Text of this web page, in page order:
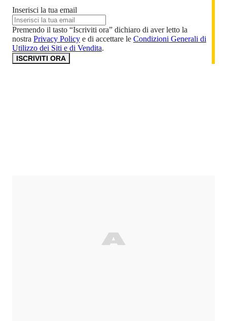
Inserisci la tua email
Premendo il tasto “Iscriviti ora” dichiaro di aver letto la
nostra Privacy Policy e di accettare le Condizioni Generali di
Utilizzo dei Siti e di Vendita.
ISCRIVITI ORA